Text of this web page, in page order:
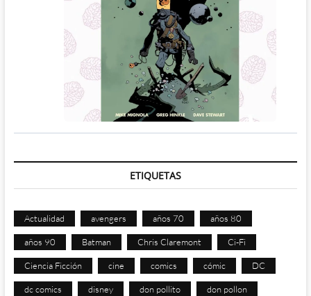
ETIQUETAS
Actualidad avengers años 70 años 80
años 90 Batman Chris Claremont Ci-Fi
Ciencia Ficción cine comics cómic DC
dc comics disney don pollito don pollon